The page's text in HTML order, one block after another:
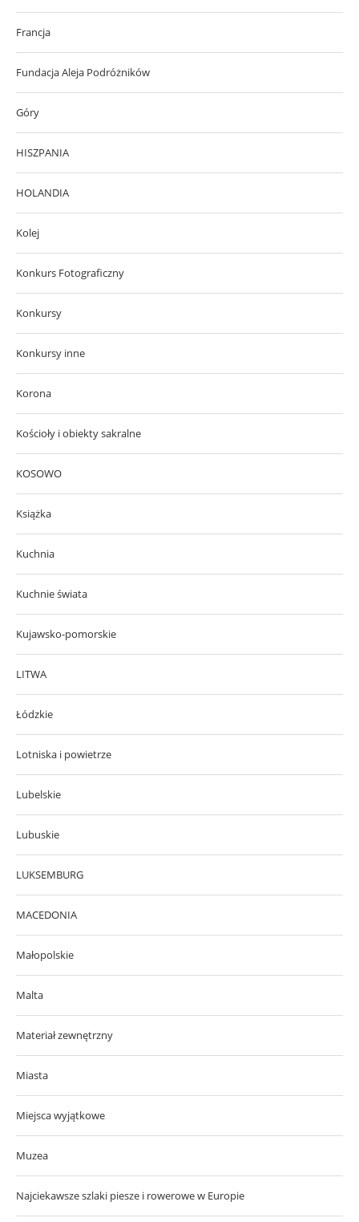
Francja
Fundacja Aleja Podróżników
Góry
HISZPANIA
HOLANDIA
Kolej
Konkurs Fotograficzny
Konkursy
Konkursy inne
Korona
Kościoły i obiekty sakralne
KOSOWO
Książka
Kuchnia
Kuchnie świata
Kujawsko-pomorskie
LITWA
Łódzkie
Lotniska i powietrze
Lubelskie
Lubuskie
LUKSEMBURG
MACEDONIA
Małopolskie
Malta
Materiał zewnętrzny
Miasta
Miejsca wyjątkowe
Muzea
Najciekawsze szlaki piesze i rowerowe w Europie